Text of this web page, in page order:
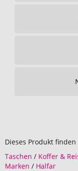
Dieses Produkt
Taschen / Koffer &
Marken / Halfar